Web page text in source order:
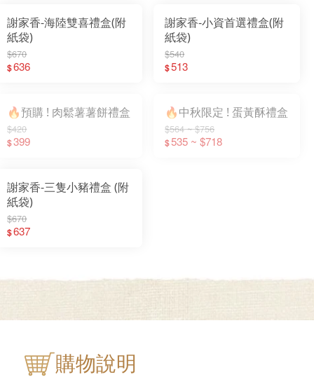
謝家香-海陸雙喜禮盒(附
紙袋)
$670
$636
謝家香-小資首選禮盒(附
紙袋)
$540
$513
🔥預購 ! 肉鬆薯薯餅禮盒
$420
$399
🔥中秋限定 ! 蛋黃酥禮盒
$564 ~ $756
$535 ~ $718
謝家香-三隻小豬禮盒 (附
紙袋)
$670
$637
購物說明